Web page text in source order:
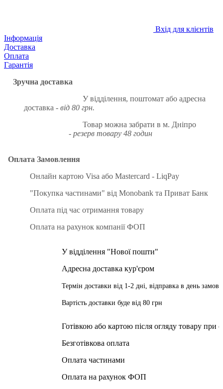
Вхід для клієнтів
Інформація
Доставка
Оплата
Гарантія
Зручна доставка
У відділення, поштомат або адресна
доставка - від 80 грн.
Товар можна забрати в м. Дніпро
- резерв товару 48 годин
Оплата Замовлення
Онлайн картою Visa або Mastercard - LiqPay
"Покупка частинами" від Monobank та Приват Банк
Оплата під час отримання товару
Оплата на рахунок компанії ФОП
У відділення "Нової пошти"
Адресна доставка кур'єром
Термін доставки від 1-2 дні, відправка в день
Вартість доставки буде від 80 грн
Готівкою або картою після огляду товару при
Безготівкова оплата
Оплата частинами
Оплата на рахунок ФОП